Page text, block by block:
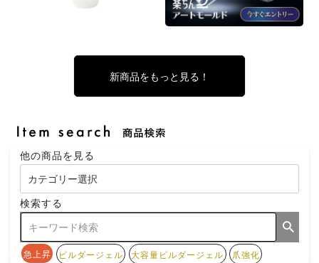
新商品をもっと見る！
他の商品を見る
検索する
急上昇 ビルダージェル 大容量ビルダージェル 爪強化